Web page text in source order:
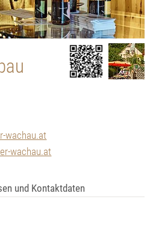
wachau.at
wachau.at
und Kontaktdaten